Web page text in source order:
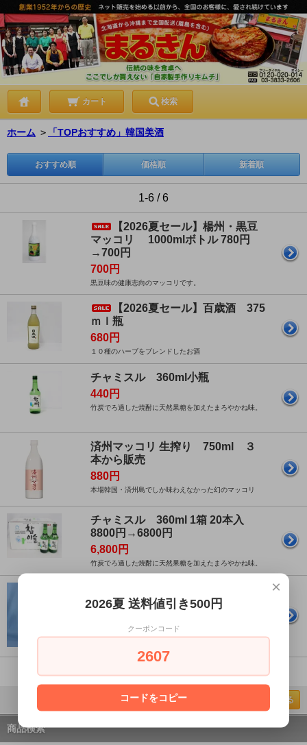
カート 検索
ホーム ＞ 「TOPおすすめ」韓国美酒
おすすめ順 価格順 新着順
1-6 / 6
【2026夏セール】楊州・黒豆
マッコリ 1000mlボトル 780円
→700円
700円
黒豆味の健康志向のマッコリです。
【2026夏セール】百歳酒 375
ｍｌ瓶
680円
１０種のハーブをブレンドしたお酒
チャミスル 360ml小瓶
440円
竹炭でろ過した焼酎に天然果糖を加えたまろやかね味。
済州マッコリ 生搾り 750ml ３
本から販売
880円
本場韓国・済州島でしか味わえなかった幻のマッコリ
チャミスル 360ml 1箱 20本入
8800円→6800円
6,800円
竹炭でろ過した焼酎に天然果糖を加えたまろやかね味。
ッコリ 1000mlボトル 740円→660
ページの先頭へ戻る
商品検索
×
2026夏 送料値引き500円
クーポンコード
2607
コードをコピー